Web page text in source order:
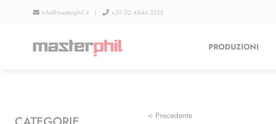
info@masterphil.it | +39 02 4846 3155
PRODUZIONI
< Precedente